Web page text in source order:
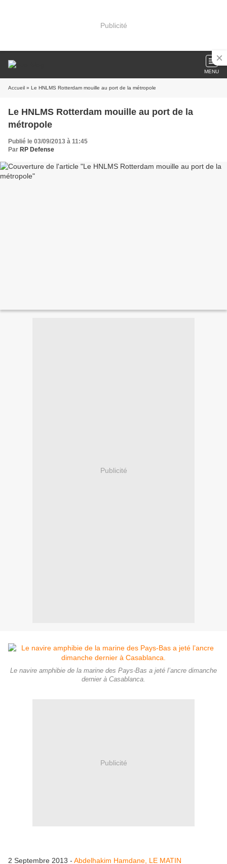
Publicité
MENU
Accueil » Le HNLMS Rotterdam mouille au port de la métropole
Le HNLMS Rotterdam mouille au port de la
métropole
Publié le 03/09/2013 à 11:45
Par RP Defense
Publicité
Le navire amphibie de la marine des Pays-Bas a jeté l’ancre dimanche
dernier à Casablanca.
Publicité
2 Septembre 2013 - Abdelhakim Hamdane, LE MATIN